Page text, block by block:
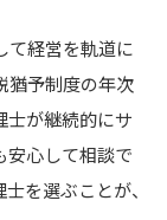
て経営を軌道に
猶予制度の年次
士が継続的にサ
安心して相談で
を選ぶことが、